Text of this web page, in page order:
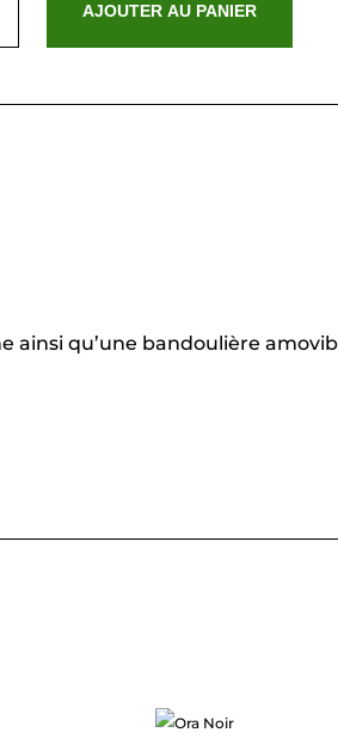
AJOUTER AU PANIER
ainsi qu’une bandoulière